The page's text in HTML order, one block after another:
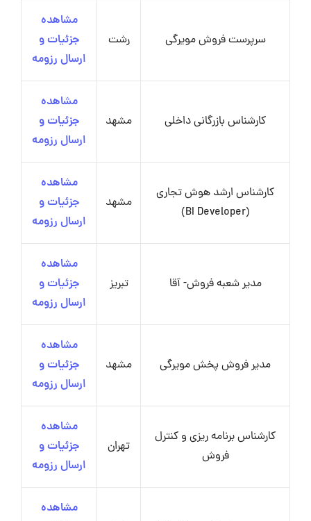
سرپرست فروش مویرگی رشت
مشاهده
جزئیات و
ارسال رزومه
کارشناس بازرگانی داخلی مشهد
مشاهده
جزئیات و
ارسال رزومه
کارشناس ارشد هوش تجاری
(BI Developer)
مشهد
مشاهده
جزئیات و
ارسال رزومه
مدیر شعبه فروش- آقا تبریز
مشاهده
جزئیات و
ارسال رزومه
مدیر فروش پخش مویرگی مشهد
مشاهده
جزئیات و
ارسال رزومه
کارشناس برنامه ریزی و کنترل
فروش
تهران
مشاهده
جزئیات و
ارسال رزومه
مشاهده